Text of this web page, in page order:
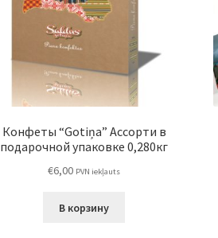
Конфеты “Gotiņa” Ассорти в
подарочной упаковке 0,280кг
€6,00 PVN iekļauts
В корзину